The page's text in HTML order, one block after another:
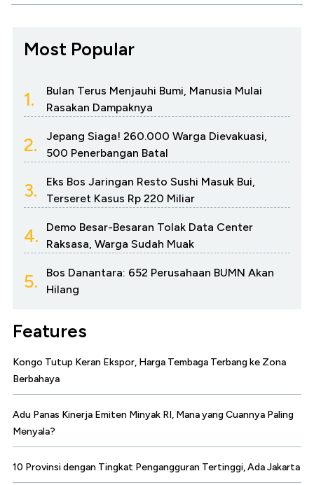
Most Popular
1.
Bulan Terus Menjauhi Bumi, Manusia Mulai
Rasakan Dampaknya
2.
Jepang Siaga! 260.000 Warga Dievakuasi,
500 Penerbangan Batal
3.
Eks Bos Jaringan Resto Sushi Masuk Bui,
Terseret Kasus Rp 220 Miliar
4.
Demo Besar-Besaran Tolak Data Center
Raksasa, Warga Sudah Muak
5.
Bos Danantara: 652 Perusahaan BUMN Akan
Hilang
Features
Kongo Tutup Keran Ekspor, Harga Tembaga Terbang ke Zona
Berbahaya
Adu Panas Kinerja Emiten Minyak RI, Mana yang Cuannya Paling
Menyala?
10 Provinsi dengan Tingkat Pengangguran Tertinggi, Ada Jakarta